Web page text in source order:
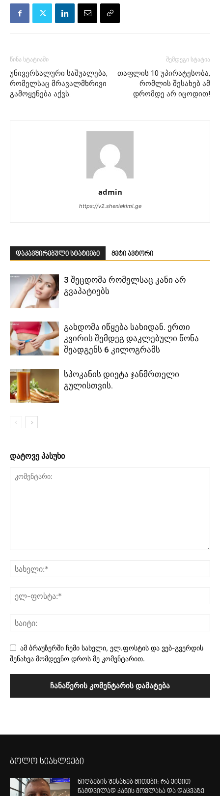
წინა სტატიაში
უნივერსალური საშუალება,
რომელსაც მრავალმხრივი
გამოყენება აქვს.
შემდეგი სტატია
თაფლის 10 უპირატესობა,
რომლის შესახებ ამ
დრომდე არ იცოდით!
admin
https://v2.sheniekimi.ge
დაკავშირებული სტატიები მეტი ავტორი
3 შეცდომა რომელსაც კანი არ
გვაპატიებს
გახდომა იწყება სახიდან. ერთი
კვირის შემდეგ დაკლებული წონა
შეადგენს 6 კილოგრამს
სპოკანის დიეტა ჯანმრთელი
გულისთვის.
დატოვე პასუხი
ამ ბრაუზერში ჩემი სახელი, ელ.ფოსტის და ვებ-გვერდის
შენახვა მომდევნო დროს მე კომენტარით.
ბოლო სიახლეები
ნიღბების შესახებ მითები: რა ვიცით
ნამდვილად კანის მოვლასა და დაცვაზე